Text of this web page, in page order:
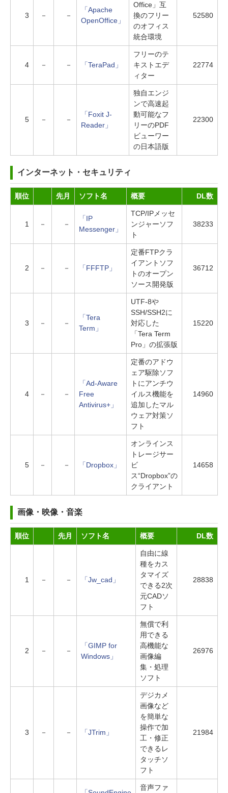
3 － －
「Apache
OpenOffice」
Office」互
換のフリー
のオフィス
統合環境
52580
4 － － 「TeraPad」
フリーのテ
キストエデ
ィター
22774
5 － －
「Foxit J-
Reader」
独自エンジ
ンで高速起
動可能なフ
リーのPDF
ビューワー
の日本語版
22300
インターネット・セキュリティ
順位 先月 ソフト名 概要 DL数
1 － －
「IP
Messenger」
TCP/IPメッセ
ンジャーソフ
ト
38233
2 － － 「FFFTP」
定番FTPクラ
イアントソフ
トのオープン
ソース開発版
36712
3 － －
「Tera
Term」
UTF-8や
SSH/SSH2に
対応した
「Tera Term
Pro」の拡張版
15220
4 － －
「Ad-Aware
Free
Antivirus+」
定番のアドウ
ェア駆除ソフ
トにアンチウ
イルス機能を
追加したマル
ウェア対策ソ
フト
14960
5 － － 「Dropbox」
オンラインス
トレージサー
ビ
ス“Dropbox”の
クライアント
14658
画像・映像・音楽
順位 先月 ソフト名 概要 DL数
1 － － 「Jw_cad」
自由に線
種をカス
タマイズ
できる2次
元CADソ
フト
28838
2 － －
「GIMP for
Windows」
無償で利
用できる
高機能な
画像編
集・処理
ソフト
26976
3 － － 「JTrim」
デジカメ
画像など
を簡単な
操作で加
工・修正
できるレ
タッチソ
フト
21984
音声ファ